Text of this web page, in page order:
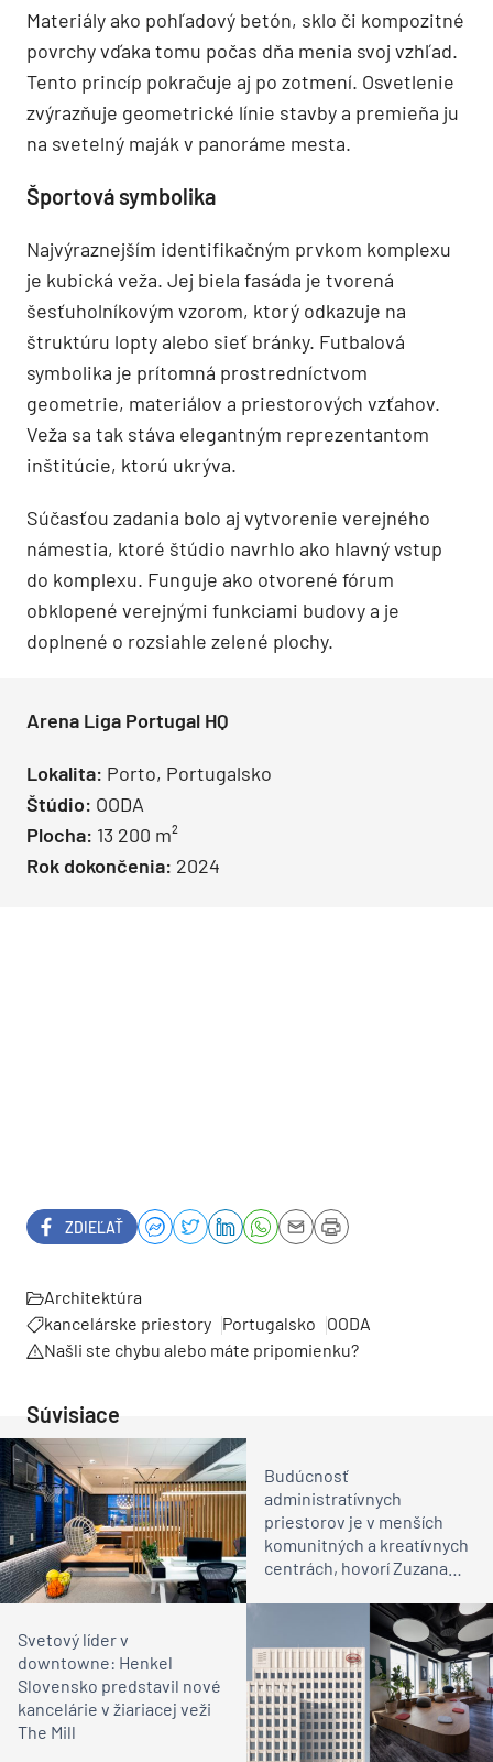
Materiály ako pohľadový betón, sklo či kompozitné
povrchy vďaka tomu počas dňa menia svoj vzhľad.
Tento princíp pokračuje aj po zotmení. Osvetlenie
zvýrazňuje geometrické línie stavby a premieňa ju
na svetelný maják v panoráme mesta.
Športová symbolika
Najvýraznejším identifikačným prvkom komplexu
je kubická veža. Jej biela fasáda je tvorená
šesťuholníkovým vzorom, ktorý odkazuje na
štruktúru lopty alebo sieť bránky. Futbalová
symbolika je prítomná prostredníctvom
geometrie, materiálov a priestorových vzťahov.
Veža sa tak stáva elegantným reprezentantom
inštitúcie, ktorú ukrýva.
Súčasťou zadania bolo aj vytvorenie verejného
námestia, ktoré štúdio navrhlo ako hlavný vstup
do komplexu. Funguje ako otvorené fórum
obklopené verejnými funkciami budovy a je
doplnené o rozsiahle zelené plochy.
Arena Liga Portugal HQ
Lokalita: Porto, Portugalsko
Štúdio: OODA
Plocha: 13 200 m²
Rok dokončenia: 2024
ZDIEĽAŤ
Architektúra
kancelárske priestory Portugalsko
OODA
Našli ste chybu alebo máte pripomienku?
Súvisiace
Budúcnosť
administratívnych
priestorov je v menších
komunitných a kreatívnych
centrách, hovorí Zuzana
Svetový líder v
downtowne: Henkel
Slovensko predstavil nové
kancelárie v žiariacej veži
The Mill